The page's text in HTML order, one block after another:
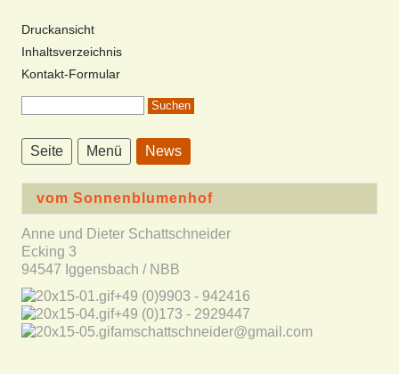
Druckansicht
Inhaltsverzeichnis
Kontakt-Formular
Seite Menü News
vom Sonnenblumenhof
Anne und Dieter Schattschneider
Ecking 3
94547 Iggensbach / NBB
+49 (0)9903 - 942416
+49 (0)173 - 2929447
amschattschneider@gmail.com